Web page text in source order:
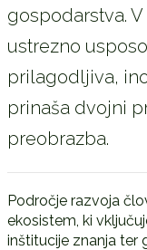
gospodarstva.
ustrezno
prilagodljiva,
prinaša dvojni
preobrazba.
Področje razvoja
ekosistem, ki
inštitucije znanja ter